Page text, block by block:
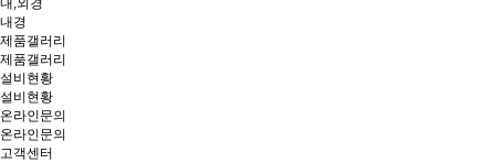
내,외경
내경
제품갤러리
제품갤러리
설비현황
설비현황
온라인문의
온라인문의
고객센터